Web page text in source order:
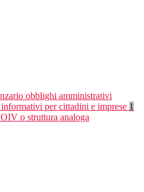
obblighi amministrativi
per cittadini e imprese 1
o struttura analoga